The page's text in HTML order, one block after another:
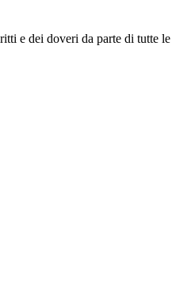
e dei doveri da parte di tutte le